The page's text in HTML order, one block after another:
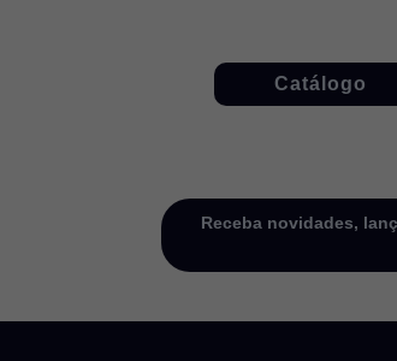
Catálogo
Receba novidades,